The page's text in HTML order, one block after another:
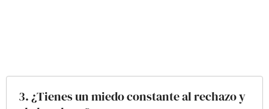
3. ¿Tienes un miedo constante al rechazo y